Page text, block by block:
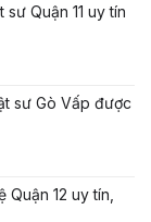
Quận 11 uy tín
sư Gò Vấp được
12 uy tín,